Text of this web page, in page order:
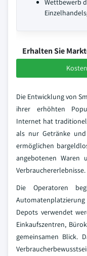
Wettbewerb
Erhalten Sie
Die Entwicklung von
ihrer erhöhten
Internet hat
als nur Getränke
ermöglichen
angebotenen Waren
Verbrauchererlebnisse.
Die Operatoren
Depots verwendet
Einkaufszentren,
gemeinsamen Blick.